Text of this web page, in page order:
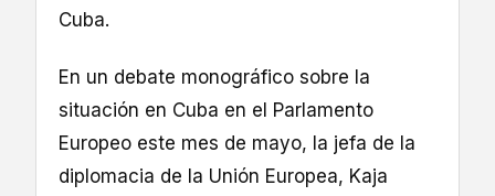
Cuba.
En un debate monográfico sobre la
situación en Cuba en el Parlamento
Europeo este mes de mayo, la jefa de la
diplomacia de la Unión Europea, Kaja